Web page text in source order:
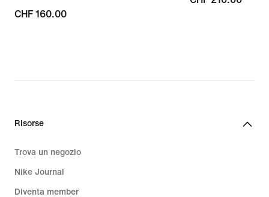
CHF
CHF 160.00
Risorse
Trova un negozio
Nike Journal
Diventa member